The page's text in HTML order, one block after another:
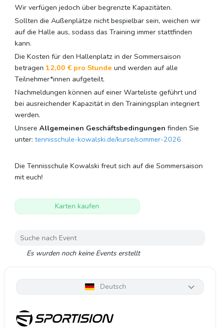
Wir verfügen jedoch über begrenzte Kapazitäten.
Sollten die Außenplätze nicht bespielbar sein, weichen wir
auf die Halle aus, sodass das Training immer stattfinden
kann.
Die Kosten für den Hallenplatz in der Sommersaison
betragen 12,00 € pro Stunde und werden auf alle
Teilnehmer*innen aufgeteilt.
Nachmeldungen können auf einer Warteliste geführt und
bei ausreichender Kapazität in den Trainingsplan integriert
werden.
Unsere Allgemeinen Geschäftsbedingungen finden Sie
unter: tennisschule-kowalski.de/kurse/sommer-2026
Die Tennisschule Kowalski freut sich auf die Sommersaison
mit euch!
Karten kaufen
Es wurden noch keine Events erstellt
Deutsch